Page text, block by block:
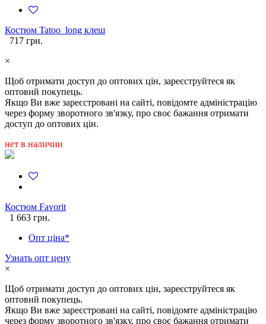
Костюм Tatoo_long клеш
717 грн.
×
Щоб отримати доступ до оптових цін, зареєструйтеся як
оптовий покупець.
Якщо Ви вже зареєстровані на сайті, повідомте адміністрацію
через форму зворотного зв'язку, про своє бажання отримати
доступ до оптових цін.
нет в наличии
Костюм Favorit
1 663 грн.
Опт ціна*
Узнать опт цену
×
Щоб отримати доступ до оптових цін, зареєструйтеся як
оптовий покупець.
Якщо Ви вже зареєстровані на сайті, повідомте адміністрацію
через форму зворотного зв'язку, про своє бажання отримати